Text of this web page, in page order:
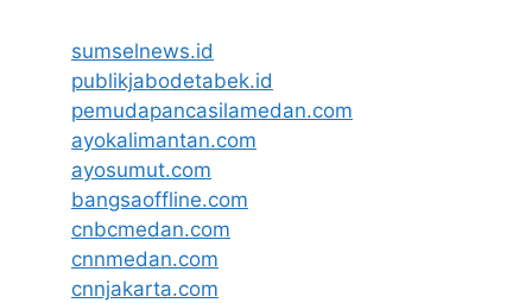
sumselnews.id
publikjabodetabek.id
pemudapancasilamedan.com
ayokalimantan.com
ayosumut.com
bangsaoffline.com
cnbcmedan.com
cnnmedan.com
cnnjakarta.com